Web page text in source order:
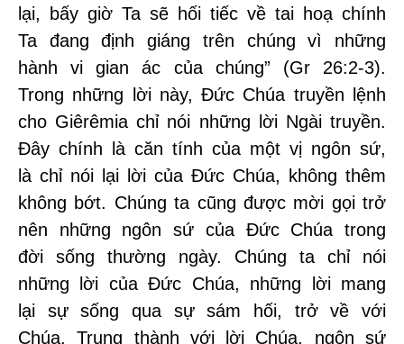
lại, bấy giờ Ta sẽ hối tiếc về tai hoạ chính
Ta đang định giáng trên chúng vì những
hành vi gian ác của chúng” (Gr 26:2-3).
Trong những lời này, Đức Chúa truyền lệnh
cho Giêrêmia chỉ nói những lời Ngài truyền.
Đây chính là căn tính của một vị ngôn sứ,
là chỉ nói lại lời của Đức Chúa, không thêm
không bớt. Chúng ta cũng được mời gọi trở
nên những ngôn sứ của Đức Chúa trong
đời sống thường ngày. Chúng ta chỉ nói
những lời của Đức Chúa, những lời mang
lại sự sống qua sự sám hối, trở về với
Chúa. Trung thành với lời Chúa, ngôn sứ